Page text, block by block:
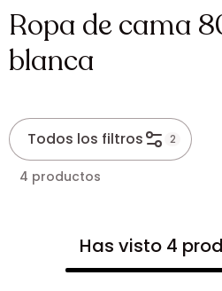
Ropa de cama
blanca
Todos los filtros 2
4 productos
Has visto 4